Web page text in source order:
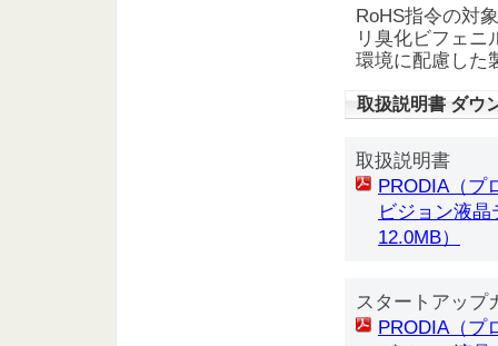
RoHS指令の対
リ臭化ビフェニ
環境に配慮した
取扱説明書 ダウ
取扱説明書
PRODIA（プ
ビジョン液
12.0MB）
スタートアップ
PRODIA（プ